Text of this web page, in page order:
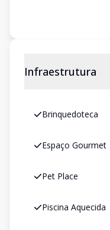
Infraestrutura
Brinquedoteca
Espaço Gourmet
Pet Place
Piscina Aquecida